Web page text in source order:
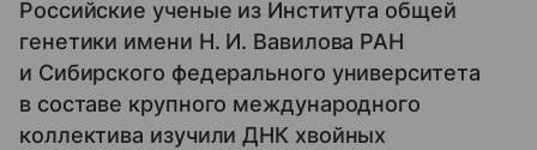
Российские ученые из Института общей
генетики имени Н. И. Вавилова РАН
и Сибирского федерального университета
в составе крупного международного
коллектива изучили ДНК хвойных